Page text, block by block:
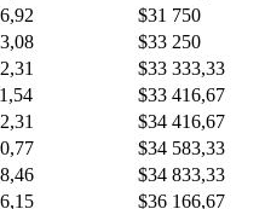
$31 750
$33 250
$33 333,33
$33 416,67
$34 416,67
$34 583,33
$34 833,33
$36 166,67